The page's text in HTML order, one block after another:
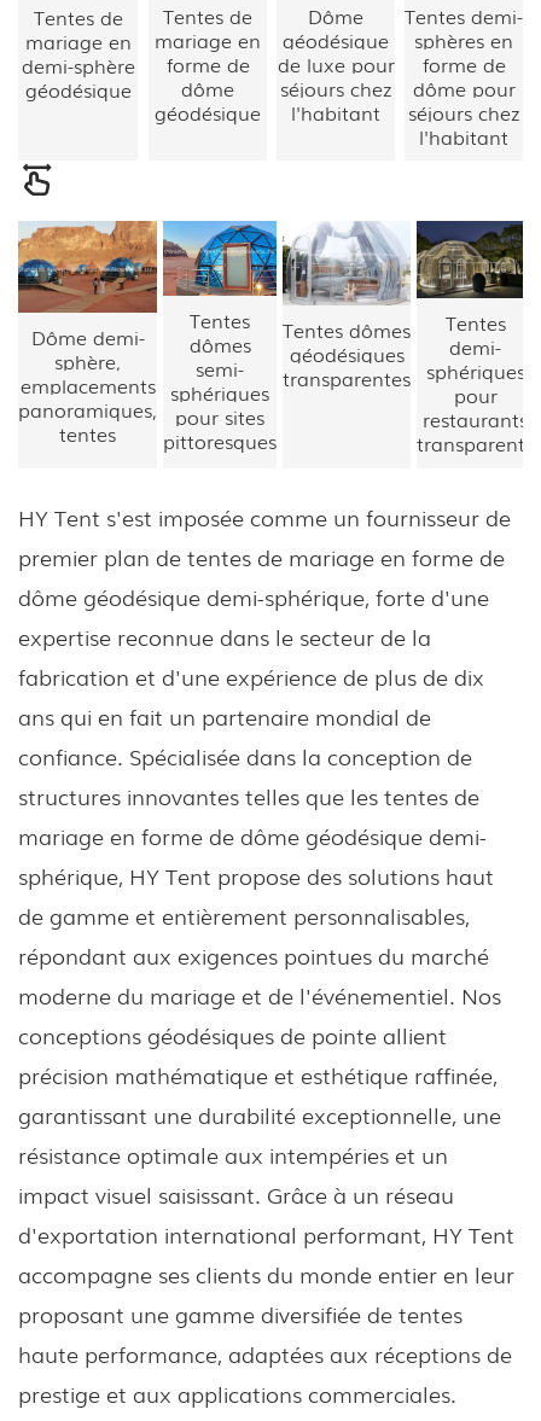
Tentes de
mariage en
demi-sphère
géodésique
Tentes de
mariage en
forme de
dôme
géodésique
Dôme
géodésique
de luxe pour
séjours chez
l'habitant
Tentes demi-
sphères en
forme de
dôme pour
séjours chez
l'habitant
Dôme demi-
sphère,
emplacements
panoramiques,
tentes
Tentes
dômes
semi-
sphériques
pour sites
pittoresques
Tentes dômes
géodésiques
transparentes
Tentes
demi-
sphériques
pour
restaurants
transparents
HY Tent s'est imposée comme un fournisseur de
premier plan de tentes de mariage en forme de
dôme géodésique demi-sphérique, forte d'une
expertise reconnue dans le secteur de la
fabrication et d'une expérience de plus de dix
ans qui en fait un partenaire mondial de
confiance. Spécialisée dans la conception de
structures innovantes telles que les tentes de
mariage en forme de dôme géodésique demi-
sphérique, HY Tent propose des solutions haut
de gamme et entièrement personnalisables,
répondant aux exigences pointues du marché
moderne du mariage et de l'événementiel. Nos
conceptions géodésiques de pointe allient
précision mathématique et esthétique raffinée,
garantissant une durabilité exceptionnelle, une
résistance optimale aux intempéries et un
impact visuel saisissant. Grâce à un réseau
d'exportation international performant, HY Tent
accompagne ses clients du monde entier en leur
proposant une gamme diversifiée de tentes
haute performance, adaptées aux réceptions de
prestige et aux applications commerciales.